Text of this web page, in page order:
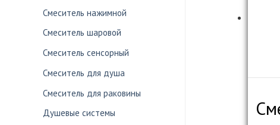
Смеситель нажимной
Смеситель шаровой
Смеситель сенсорный
Смеситель для душа
Смеситель для раковины
Душевые системы